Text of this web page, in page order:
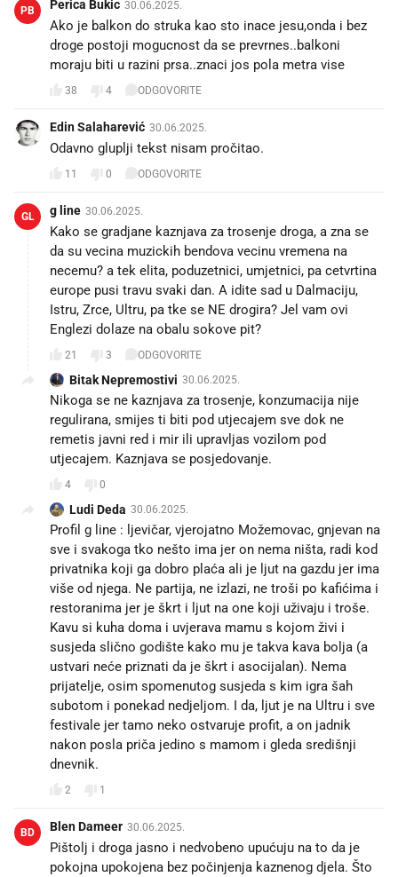
PB Perica Bukic 30.06.2025.
Ako je balkon do struka kao sto inace jesu,onda i bez
droge postoji mogucnost da se prevrnes..balkoni
moraju biti u razini prsa..znaci jos pola metra vise
38 4 ODGOVORITE
Edin Salaharević 30.06.2025.
Odavno gluplji tekst nisam pročitao.
11 0 ODGOVORITE
GL g line 30.06.2025.
Kako se gradjane kaznjava za trosenje droga, a zna se
da su vecina muzickih bendova vecinu vremena na
necemu? a tek elita, poduzetnici, umjetnici, pa cetvrtina
europe pusi travu svaki dan. A idite sad u Dalmaciju,
Istru, Zrce, Ultru, pa tke se NE drogira? Jel vam ovi
Englezi dolaze na obalu sokove pit?
21 3 ODGOVORITE
Bitak Nepremostivi 30.06.2025.
Nikoga se ne kaznjava za trosenje, konzumacija nije
regulirana, smijes ti biti pod utjecajem sve dok ne
remetis javni red i mir ili upravljas vozilom pod
utjecajem. Kaznjava se posjedovanje.
4 0
Ludi Deda 30.06.2025.
Profil g line : ljevičar, vjerojatno Možemovac, gnjevan na
sve i svakoga tko nešto ima jer on nema ništa, radi kod
privatnika koji ga dobro plaća ali je ljut na gazdu jer ima
više od njega. Ne partija, ne izlazi, ne troši po kafićima i
restoranima jer je škrt i ljut na one koji uživaju i troše.
Kavu si kuha doma i uvjerava mamu s kojom živi i
susjeda slično godište kako mu je takva kava bolja (a
ustvari neće priznati da je škrt i asocijalan). Nema
prijatelje, osim spomenutog susjeda s kim igra šah
subotom i ponekad nedjeljom. I da, ljut je na Ultru i sve
festivale jer tamo neko ostvaruje profit, a on jadnik
nakon posla priča jedino s mamom i gleda središnji
dnevnik.
2 1
BD Blen Dameer 30.06.2025.
Pištolj i droga jasno i nedvobeno upućuju na to da je
pokojna upokojena bez počinjenja kaznenog djela. Što